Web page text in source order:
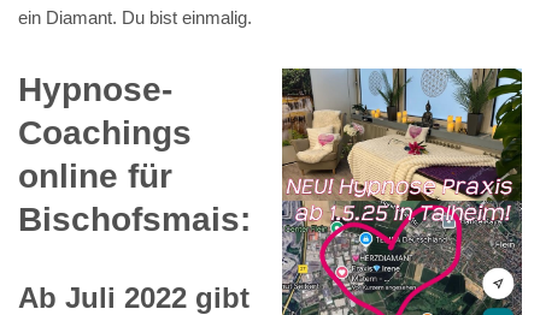
ein Diamant. Du bist einmalig.
Hypnose-
Coachings
online für
Bischofsmais:
Ab Juli 2022 gibt